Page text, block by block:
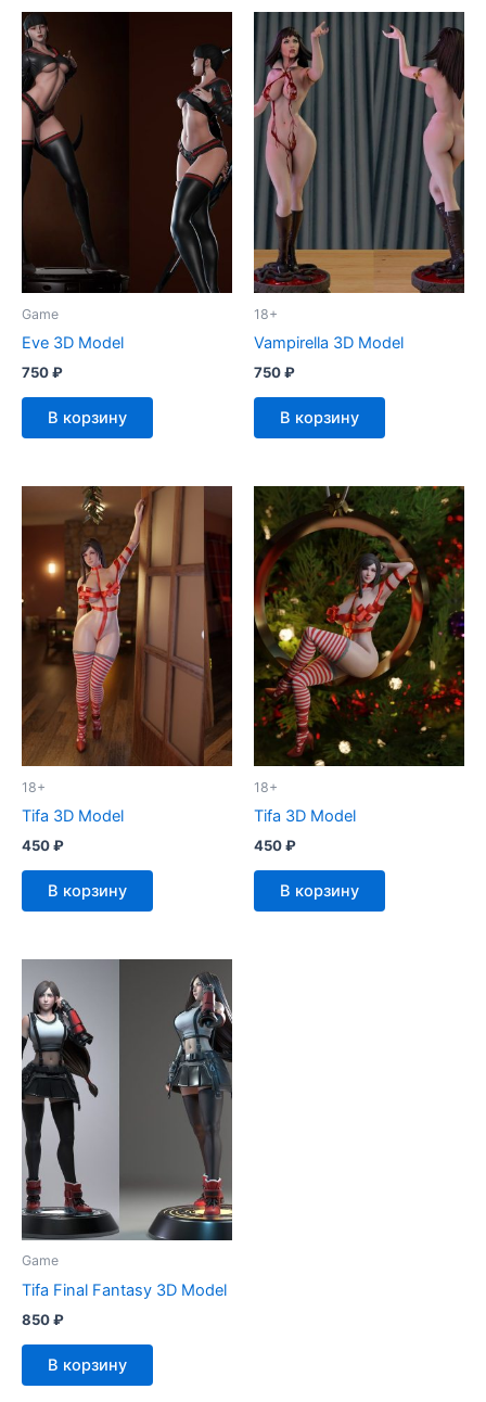
Game
Eve 3D Model
750₽
В корзину
18+
Vampirella 3D Model
750₽
В корзину
18+
Tifa 3D Model
450₽
В корзину
18+
Tifa 3D Model
450₽
В корзину
Game
Tifa Final Fantasy 3D Model
850₽
В корзину